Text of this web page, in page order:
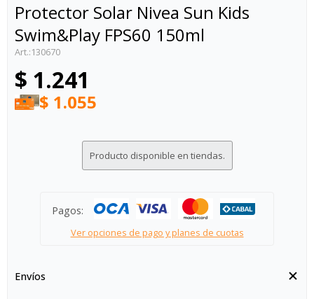
Protector Solar Nivea Sun Kids
Swim&Play FPS60 150ml
130670
$ 1.241
$ 1.055
Producto disponible en tiendas.
Pagos:
Ver opciones de pago y planes de cuotas
Envíos